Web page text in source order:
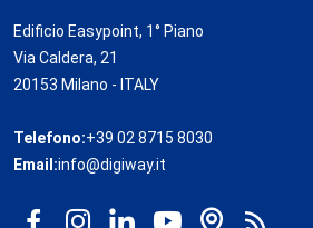
Edificio Easypoint, 1° Piano
Via Caldera, 21
20153 Milano - ITALY
Telefono:+39 02 8715 8030
Email:info@digiway.it